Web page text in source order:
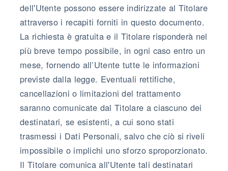
dell'Utente possono essere indirizzate al Titolare
attraverso i recapiti forniti in questo documento.
La richiesta è gratuita e il Titolare risponderà nel
più breve tempo possibile, in ogni caso entro un
mese, fornendo all’Utente tutte le informazioni
previste dalla legge. Eventuali rettifiche,
cancellazioni o limitazioni del trattamento
saranno comunicate dal Titolare a ciascuno dei
destinatari, se esistenti, a cui sono stati
trasmessi i Dati Personali, salvo che ciò si riveli
impossibile o implichi uno sforzo sproporzionato.
Il Titolare comunica all'Utente tali destinatari